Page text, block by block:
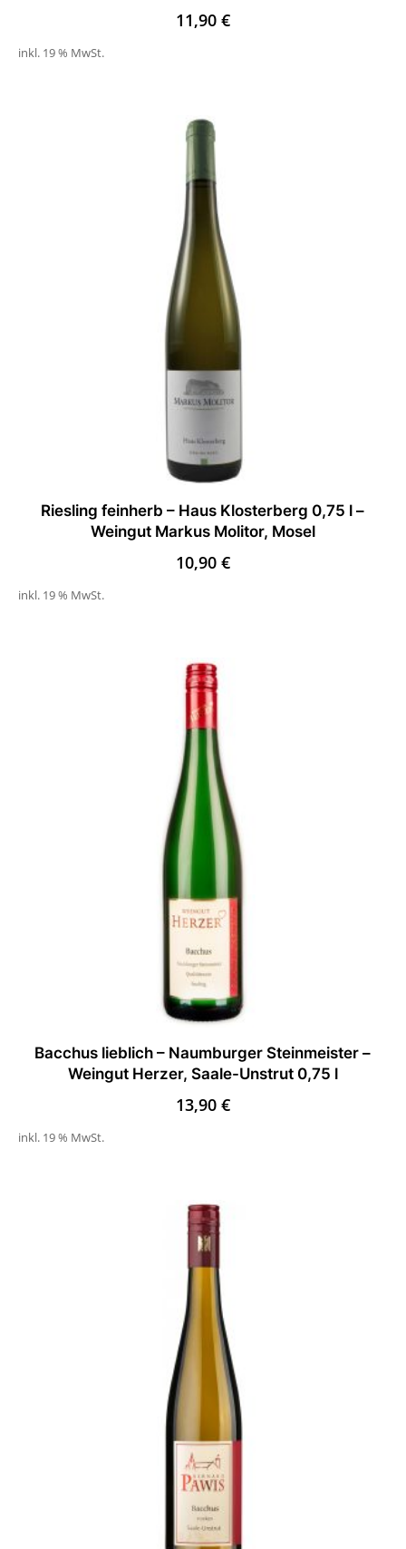
11,90 €
inkl. 19 % MwSt.
Riesling feinherb – Haus Klosterberg 0,75 l –
Weingut Markus Molitor, Mosel
10,90 €
inkl. 19 % MwSt.
Bacchus lieblich – Naumburger Steinmeister –
Weingut Herzer, Saale-Unstrut 0,75 l
13,90 €
inkl. 19 % MwSt.